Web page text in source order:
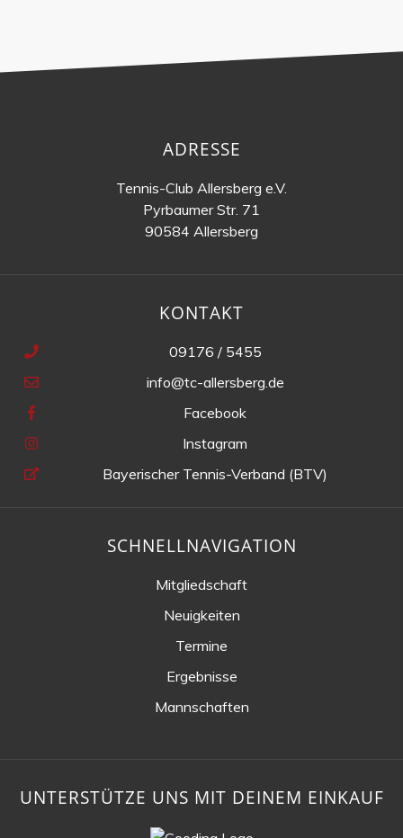
ADRESSE
Tennis-Club Allersberg e.V.
Pyrbaumer Str. 71
90584 Allersberg
KONTAKT
09176 / 5455
info@tc-allersberg.de
Facebook
Instagram
Bayerischer Tennis-Verband (BTV)
SCHNELLNAVIGATION
Mitgliedschaft
Neuigkeiten
Termine
Ergebnisse
Mannschaften
UNTERSTÜTZE UNS MIT DEINEM EINKAUF